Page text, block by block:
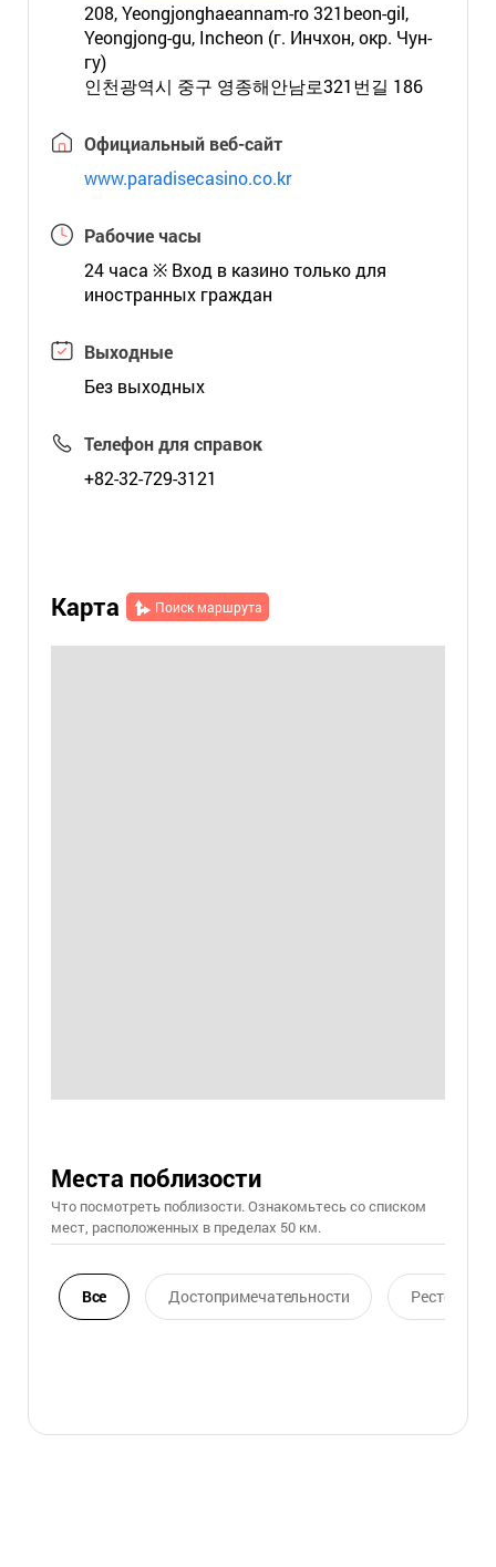
208, Yeongjonghaeannam-ro 321beon-gil,
Yeongjong-gu, Incheon (г. Инчхон, окр. Чун-
гу)
인천광역시 중구 영종해안남로321번길 186
Официальный веб-сайт
www.paradisecasino.co.kr
Рабочие часы
24 часа ※ Вход в казино только для
иностранных граждан
Выходные
Без выходных
Телефон для справок
+82-32-729-3121
Карта Поиск маршрута
Места поблизости
Что посмотреть поблизости. Ознакомьтесь со списком
мест, расположенных в пределах 50 км.
Все Достопримечательности Ресторан